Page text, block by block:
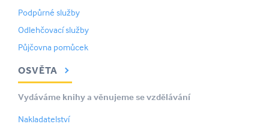
Podpůrné služby
Odlehčovací služby
Půjčovna pomůcek
OSVĚTA
Vydáváme knihy a věnujeme se vzdělávání
Nakladatelství